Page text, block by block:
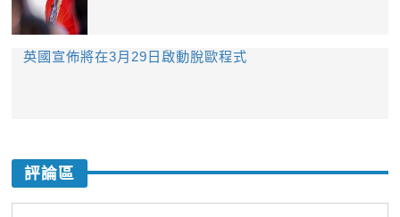
英國宣佈將在3月29日啟動脫歐程式
評論區